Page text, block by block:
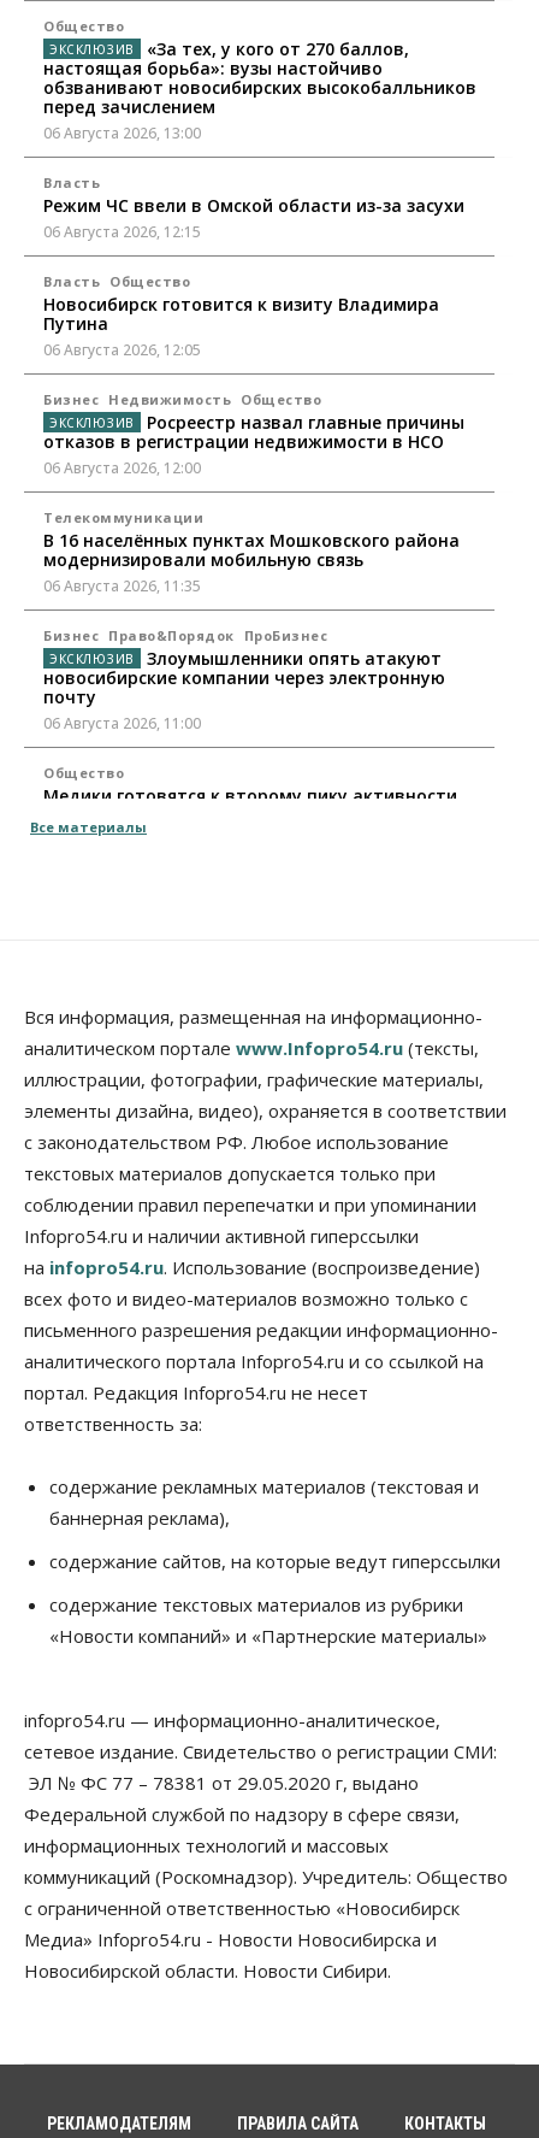
Общество
«За тех, у кого от 270 баллов,
настоящая борьба»: вузы настойчиво
обзванивают новосибирских высокобалльников
перед зачислением
06 Августа 2026, 13:00
Власть
Режим ЧС ввели в Омской области из-за засухи
06 Августа 2026, 12:15
Власть Общество
Новосибирск готовится к визиту Владимира
Путина
06 Августа 2026, 12:05
Бизнес Недвижимость Общество
Росреестр назвал главные причины
отказов в регистрации недвижимости в НСО
06 Августа 2026, 12:00
Телекоммуникации
В 16 населённых пунктах Мошковского района
модернизировали мобильную связь
06 Августа 2026, 11:35
Бизнес Право&Порядок ПроБизнес
Злоумышленники опять атакуют
новосибирские компании через электронную
почту
06 Августа 2026, 11:00
Общество
Медики готовятся к второму пику активности
06 Августа 2026, 10:00
Бизнес
Застройщики Новосибирска
доплатили налоги на сумму почти 700 млн рублей
06 Августа 2026, 08:00
Власть
От регоператора Новосибирска потребовали
погасить долги на два миллиарда
05 Августа 2026, 19:00
Власть Отставки И Назначения
Министра транспорта Новосибирской области
будут согласовывать в Москве
05 Августа 2026, 18:30
Власть Город Общество
В мэрии Новосибирска объяснили ситуацию с
пешеходной зоной на улице Ленина
05 Августа 2026, 18:00
Бизнес Власть
Независимые АЗС Новосибирска
получают до 20% топлива, прописанного в
05 Августа 2026, 17:00
Власть
Губернатор поблагодарил новосибирских
Бизнес Общество
Самые популярные у
предпринимателей сферы бизнеса назвали в
Новосибирске
05 Августа 2026, 16:00
Недвижимость
Летний марафон скидок в ГК «Расцветай — до 16
августа
05 Августа 2026, 15:55
05 Августа 2026, 15:30
Новосибирские компании произвели косметики
Все материалы
Вся информация, размещенная на информационно-
аналитическом портале www.Infopro54.ru (тексты,
иллюстрации, фотографии, графические материалы,
элементы дизайна, видео), охраняется в соответствии
с законодательством РФ. Любое использование
текстовых материалов допускается только при
соблюдении правил перепечатки и при упоминании
Infopro54.ru и наличии активной гиперссылки
на infopro54.ru. Использование (воспроизведение)
всех фото и видео-материалов возможно только с
письменного разрешения редакции информационно-
аналитического портала Infopro54.ru и со ссылкой на
портал. Редакция Infopro54.ru не несет
ответственность за:
содержание рекламных материалов (текстовая и
баннерная реклама),
содержание сайтов, на которые ведут гиперссылки
содержание текстовых материалов из рубрики
«Новости компаний» и «Партнерские материалы»
infopro54.ru — информационно-аналитическое,
сетевое издание. Свидетельство о регистрации СМИ:
ЭЛ № ФС 77 – 78381 от 29.05.2020 г, выдано
Федеральной службой по надзору в сфере связи,
информационных технологий и массовых
коммуникаций (Роскомнадзор). Учредитель: Общество
с ограниченной ответственностью «Новосибирск
Медиа» Infopro54.ru - Новости Новосибирска и
Новосибирской области. Новости Сибири.
РЕКЛАМОДАТЕЛЯМ ПРАВИЛА САЙТА КОНТАКТЫ